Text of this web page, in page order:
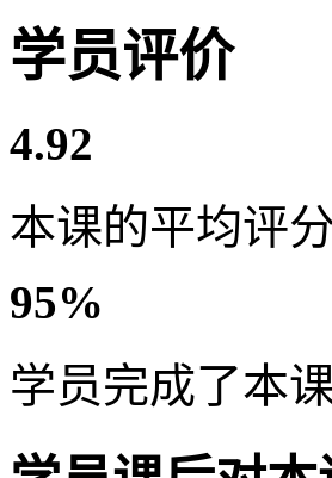
学员评价
4.92
本课的平均评
95%
学员完成了本